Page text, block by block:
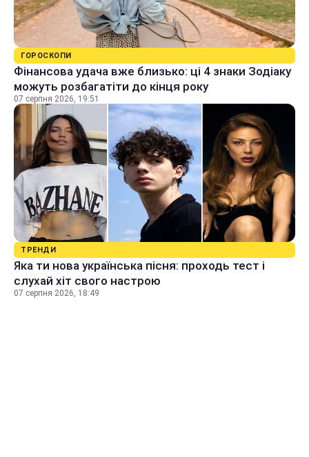
ГОРОСКОПИ
Фінансова удача вже близько: ці 4 знаки Зодіаку
можуть розбагатіти до кінця року
07 серпня 2026, 19:51
ТРЕНДИ
Яка ти нова українська пісня: проходь тест і
слухай хіт свого настрою
07 серпня 2026, 18:49